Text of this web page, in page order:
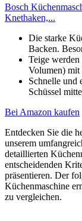
Bosch
Knethaken,...
Die starke
Backen.
Teige
Volumen) mit
Schnelle und
Schüssel
Bei Amazon kaufen
Entdecken Sie die
unserem
detaillierten
entscheidenden
präsentieren. Der
Küchenmaschine
zu vergleichen.